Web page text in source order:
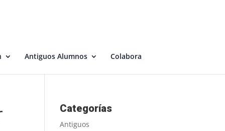
Antiguos Alumnos Colabora
Categorías
Antiguos